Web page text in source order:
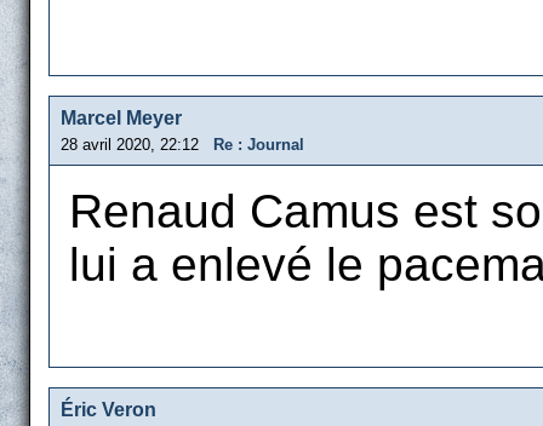
Marcel Meyer
28 avril 2020, 22:12 Re : Journal
Renaud Camus est
lui a enlevé le
Éric Veron